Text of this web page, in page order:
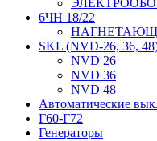
6ЧН 18/22
SKL (NVD-26, 36,
NVD 26
NVD 36
NVD 48
Автоматические
Г60-Г72
Генераторы